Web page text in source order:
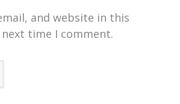
and website in this
time I comment.